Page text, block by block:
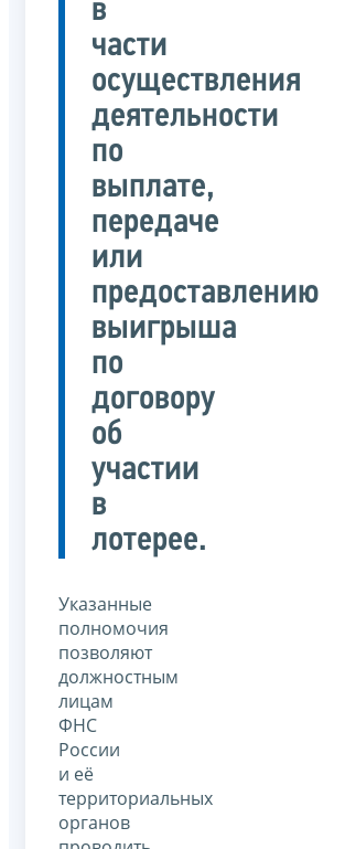
в
части
осуществления
деятельности
по
выплате,
передаче
или
предоставлению
выигрыша
по
договору
об
участии
в
лотерее.
Указанные
полномочия
позволяют
должностным
лицам
ФНС
России
и её
территориальных
органов